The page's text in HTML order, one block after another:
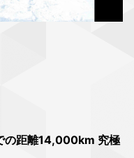
の距離14,000km 究極